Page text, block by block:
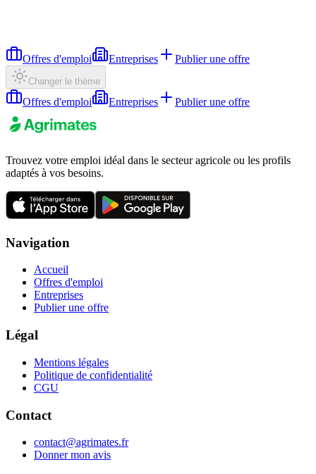
Offres d'emploi Entreprises Publier une offre
Changer le thème
Offres d'emploi Entreprises Publier une offre
Trouvez votre emploi idéal dans le secteur agricole ou les profils
adaptés à vos besoins.
Navigation
Accueil
Offres d'emploi
Entreprises
Publier une offre
Légal
Mentions légales
Politique de confidentialité
CGU
Contact
contact@agrimates.fr
Donner mon avis